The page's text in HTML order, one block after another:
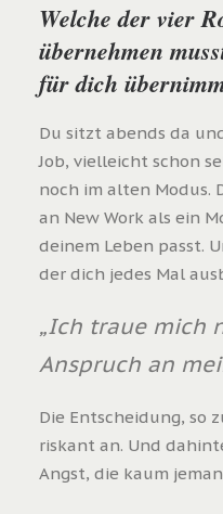
Welche der vier
übernehmen
für dich
Du sitzt abends da
Job, vielleicht schon
noch im alten Modus.
an New Work als ein
deinem Leben passt.
der dich jedes Mal
„Ich traue mich
Anspruch an
Die Entscheidung, so
riskant an. Und
Angst, die kaum